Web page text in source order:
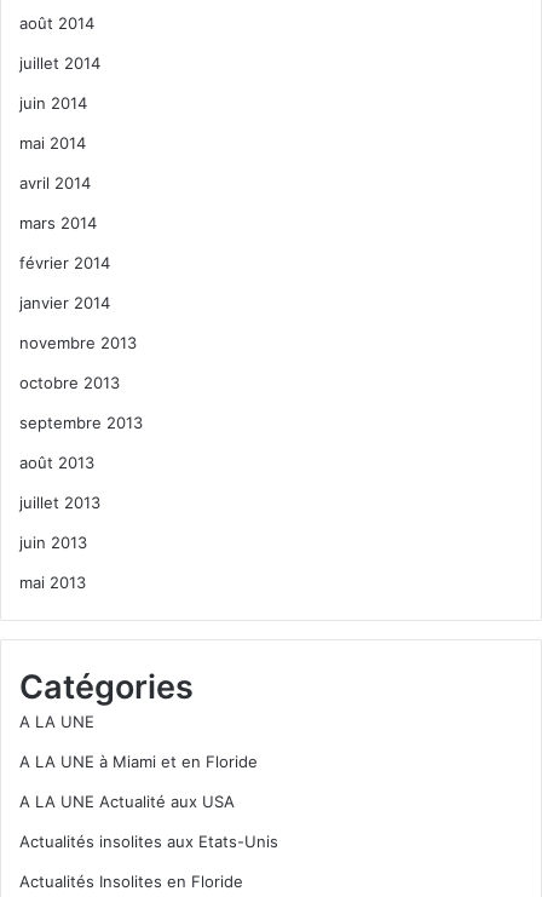
août 2014
juillet 2014
juin 2014
mai 2014
avril 2014
mars 2014
février 2014
janvier 2014
novembre 2013
octobre 2013
septembre 2013
août 2013
juillet 2013
juin 2013
mai 2013
Catégories
A LA UNE
A LA UNE à Miami et en Floride
A LA UNE Actualité aux USA
Actualités insolites aux Etats-Unis
Actualités Insolites en Floride